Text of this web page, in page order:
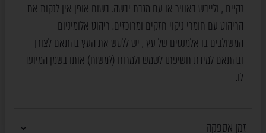
נקיים , ולייבש באוויר או עם מגבת יבשה. בשום אופן אין לנקות את
הריהוט עם חומרי ניקוי חזקים ומרוכזים. ריהוט אלומיניום
המשולבים בו אלמנטים של עץ , יש ללטש את העץ בהתאם לצורך
ובהתאם למידת חשיפתו לשמש ולמרוח (למשוח) אותו בשמן המיועד
לו.
זמן אספקה